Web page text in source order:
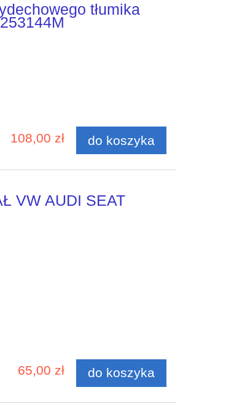
tłumika
108,00 zł do koszyka
VW AUDI SEAT
65,00 zł do koszyka